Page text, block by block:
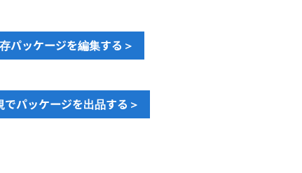
パッケージを編集する＞
でパッケージを出品する＞